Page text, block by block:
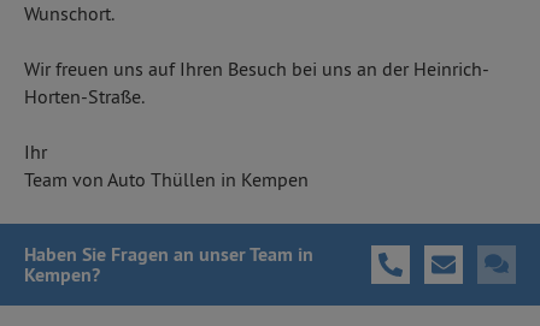
Wunschort.
Wir freuen uns auf Ihren Besuch bei uns an der Heinrich-
Horten-Straße.
Ihr
Team von Auto Thüllen in Kempen
Haben Sie Fragen an unser Team in
Kempen?